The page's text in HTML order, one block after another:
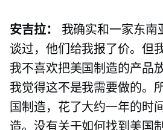
安吉拉：
我确实和一家东南
谈过，他们给我报了价。但
我不喜欢把美国制造的产品
我觉得这不是我需要做的。
国制造，花了大约一年的时
造。没有关于如何找到美国